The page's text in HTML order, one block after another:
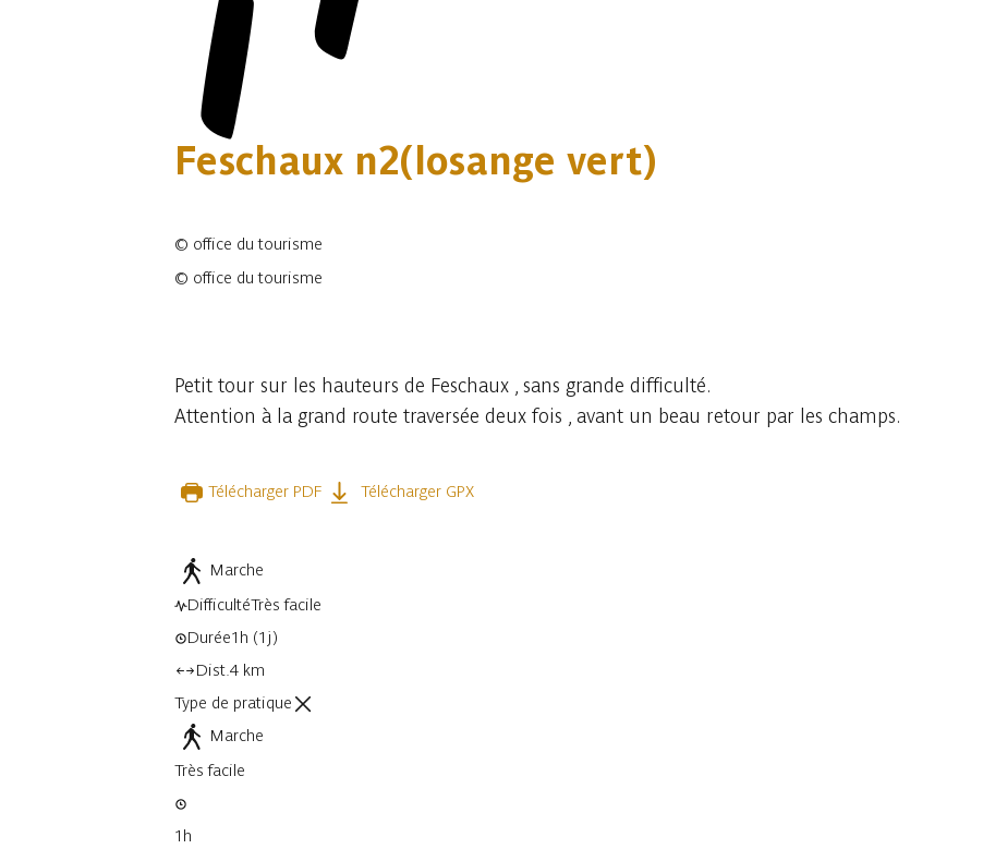
Feschaux n2(losange vert)
© office du tourisme
© office du tourisme
Petit tour sur les hauteurs de Feschaux , sans grande difficulté.
Attention à la grand route traversée deux fois , avant un beau retour par les champs.
Télécharger PDF Télécharger GPX
Marche
DifficultéTrès facile
Durée1h (1j)
Dist.4 km
Type de pratique
Marche
Très facile
1h